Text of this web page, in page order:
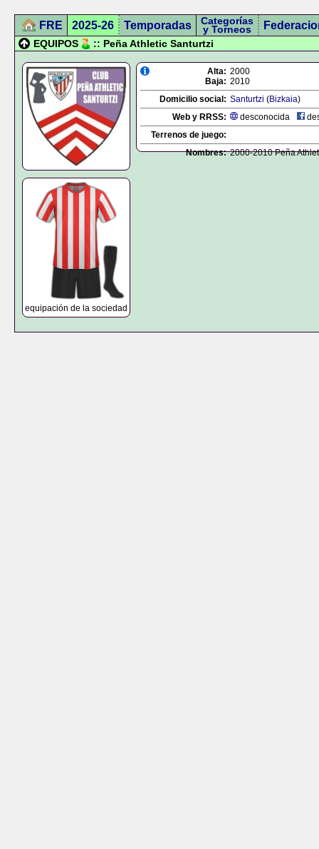
FRE 2025-26 Temporadas Categorías
y Torneos
EQUIPOS :: Peña Athletic Santurtzi
equipación de la sociedad
Alta: 2000
Baja: 2010
Domicilio social: Santurtzi (Bizkaia)
Web y RRSS:
desconocida
Terrenos de juego:
Nombres: 2000-2010 Peña